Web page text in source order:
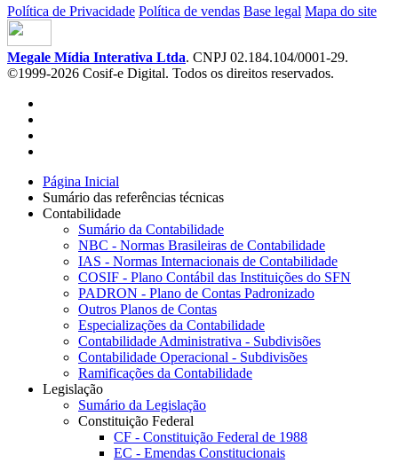
Política de Privacidade Política de vendas Base legal Mapa do site
Megale Mídia Interativa Ltda. CNPJ 02.184.104/0001-29.
©1999-2026 Cosif-e Digital. Todos os direitos reservados.
Página Inicial
Sumário das referências técnicas
Contabilidade
Sumário da Contabilidade
NBC - Normas Brasileiras de Contabilidade
IAS - Normas Internacionais de Contabilidade
COSIF - Plano Contábil das Instituições do SFN
PADRON - Plano de Contas Padronizado
Outros Planos de Contas
Especializações da Contabilidade
Contabilidade Administrativa - Subdivisões
Contabilidade Operacional - Subdivisões
Ramificações da Contabilidade
Legislação
Sumário da Legislação
Constituição Federal
CF - Constituição Federal de 1988
EC - Emendas Constitucionais